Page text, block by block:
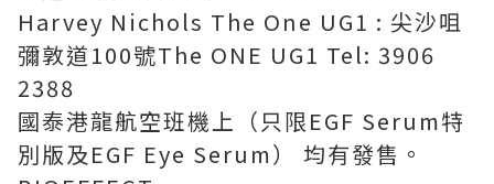
Harvey Nichols The One UG1 : 尖沙咀
彌敦道100號The ONE UG1 Tel: 3906
2388
國泰港龍航空班機上（只限EGF Serum特
別版及EGF Eye Serum） 均有發售。